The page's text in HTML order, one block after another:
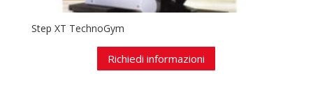
Step XT TechnoGym
Richiedi informazioni